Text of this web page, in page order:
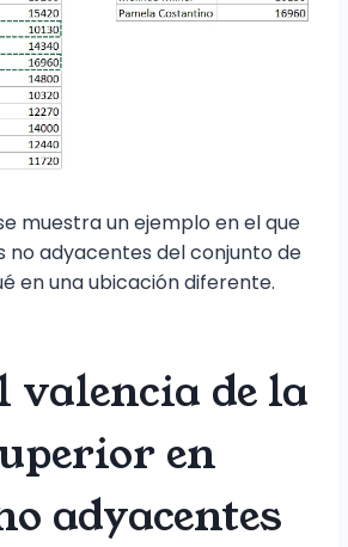
muestra un ejemplo en el que
no adyacentes del conjunto de
en una ubicación diferente.
valencia de la
en
adyacentes